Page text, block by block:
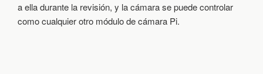
a ella durante la revisión, y la cámara se puede controlar
como cualquier otro módulo de cámara Pi.